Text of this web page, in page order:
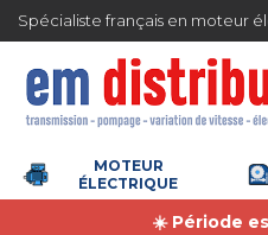
en France métropolitaine à
MOTEUR
ÉLECTRIQUE
☀️ Période
Gestion des cookies